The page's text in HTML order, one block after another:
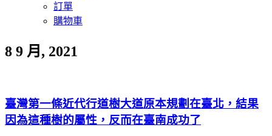
訂單
購物車
8 9 月, 2021
臺灣第一條近代行道樹大道原本規劃在臺北，結果
因為這種樹的屬性，反而在臺南成功了